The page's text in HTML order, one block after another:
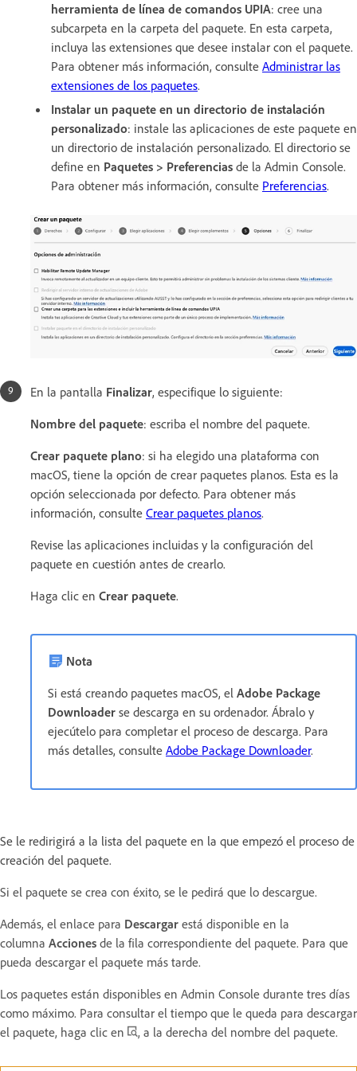
herramienta de línea de comandos UPIA: cree una
subcarpeta en la carpeta del paquete. En esta carpeta,
incluya las extensiones que desee instalar con el paquete.
Para obtener más información, consulte Administrar las
extensiones de los paquetes.
Instalar un paquete en un directorio de instalación
personalizado: instale las aplicaciones de este paquete en
un directorio de instalación personalizado. El directorio se
define en Paquetes > Preferencias de la Admin Console.
Para obtener más información, consulte Preferencias.
En la pantalla Finalizar, especifique lo siguiente:
Nombre del paquete: escriba el nombre del paquete.
Crear paquete plano: si ha elegido una plataforma con
macOS, tiene la opción de crear paquetes planos. Esta es la
opción seleccionada por defecto. Para obtener más
información, consulte Crear paquetes planos.
Revise las aplicaciones incluidas y la configuración del
paquete en cuestión antes de crearlo.
Haga clic en Crear paquete.
Nota
Si está creando paquetes macOS, el Adobe Package
Downloader se descarga en su ordenador. Ábralo y
ejecútelo para completar el proceso de descarga. Para
más detalles, consulte Adobe Package Downloader.
Se le redirigirá a la lista del paquete en la que empezó el proceso de
creación del paquete.
Si el paquete se crea con éxito, se le pedirá que lo descargue.
Además, el enlace para Descargar está disponible en la
columna Acciones de la fila correspondiente del paquete. Para que
pueda descargar el paquete más tarde.
Los paquetes están disponibles en Admin Console durante tres días
como máximo. Para consultar el tiempo que le queda para descargar
el paquete, haga clic en
, a la derecha del nombre del paquete.